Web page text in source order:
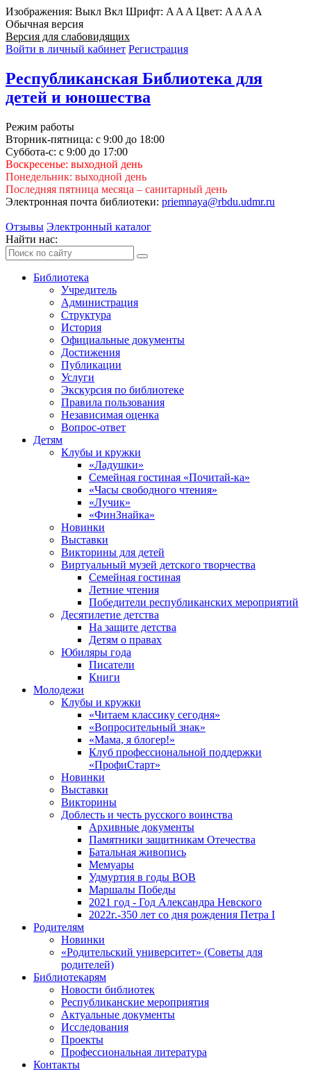
Изображения: Выкл Вкл Шрифт: A A A Цвет: A A A A
Обычная версия
Версия для слабовидящих
Войти в личный кабинет Регистрация
Республиканская Библиотека для
детей и юношества
Режим работы
Вторник-пятница: с 9:00 до 18:00
Суббота-с: с 9:00 до 17:00
Воскресенье: выходной день
Понедельник: выходной день
Последняя пятница месяца – санитарный день
Электронная почта библиотеки: priemnaya@rbdu.udmr.ru
Отзывы Электронный каталог
Найти нас:
Библиотека
Учредитель
Администрация
Структура
История
Официальные документы
Достижения
Публикации
Услуги
Экскурсия по библиотеке
Правила пользования
Независимая оценка
Вопрос-ответ
Детям
Клубы и кружки
«Ладушки»
Семейная гостиная «Почитай-ка»
«Часы свободного чтения»
«Лучик»
«ФинЗнайка»
Новинки
Выставки
Викторины для детей
Виртуальный музей детского творчества
Семейная гостиная
Летние чтения
Победители республиканских мероприятий
Десятилетие детства
На защите детства
Детям о правах
Юбиляры года
Писатели
Книги
Молодежи
Клубы и кружки
«Читаем классику сегодня»
«Вопросительный знак»
«Мама, я блогер!»
Клуб профессиональной поддержки
«ПрофиСтарт»
Новинки
Выставки
Викторины
Доблесть и честь русского воинства
Архивные документы
Памятники защитникам Отечества
Батальная живопись
Мемуары
Удмуртия в годы ВОВ
Маршалы Победы
2021 год - Год Александра Невского
2022г.-350 лет со дня рождения Петра I
Родителям
Новинки
«Родительский университет» (Советы для
родителей)
Библиотекарям
Новости библиотек
Республиканские мероприятия
Актуальные документы
Исследования
Проекты
Профессиональная литература
Контакты